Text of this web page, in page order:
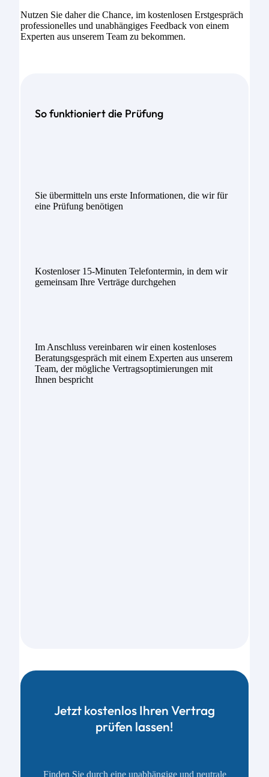
Nutzen Sie daher die Chance, im kostenlosen Erstgespräch
professionelles und unabhängiges Feedback von einem
Experten aus unserem Team zu bekommen.
So funktioniert die Prüfung
Sie übermitteln uns erste Informationen, die wir für
eine Prüfung benötigen
Kostenloser 15-Minuten Telefontermin, in dem wir
gemeinsam Ihre Verträge durchgehen
Im Anschluss vereinbaren wir einen kostenloses
Beratungsgespräch mit einem Experten aus unserem
Team, der mögliche Vertragsoptimierungen mit
Ihnen bespricht
Jetzt kostenlos Ihren Vertrag
prüfen lassen!
Finden Sie durch eine unabhängige und neutrale